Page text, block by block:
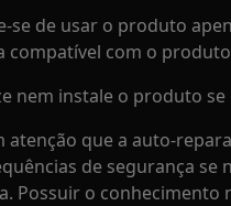
se de usar o produto
compatível com o
nem instale o produto
atenção que a auto-
de segurança
Possuir o conhecimento